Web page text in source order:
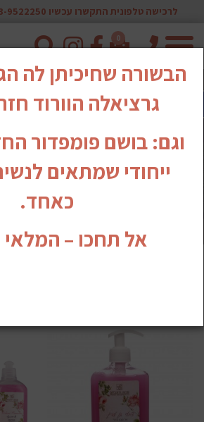
לרכישה טלפונית התקשרו עכשיו 03-9522250 או כתבו בווצאפ
טלפון
0
הבשורה שחיכיתן לה
גרציאלה הוורוד
וגם: בושם פומפדור
ייחודי שמתאים
כאחד.
אל תחכו – המלאי